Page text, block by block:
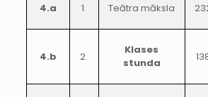
4.a 1. Teātra māksla
4.b 2.
Klases
stunda